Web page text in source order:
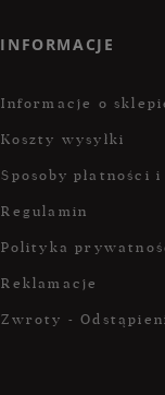
INFORMACJE
Informacje o
Koszty wysyłki
Sposoby płatności
Regulamin
Polityka
Reklamacje
Zwroty -